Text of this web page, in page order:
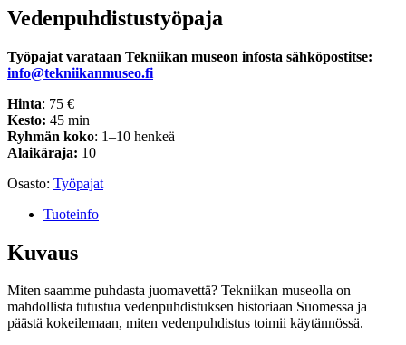
Vedenpuhdistustyöpaja
Työpajat varataan Tekniikan museon infosta sähköpostitse:
info@tekniikanmuseo.fi
Hinta: 75 €
Kesto: 45 min
Ryhmän koko: 1–10 henkeä
Alaikäraja: 10
Osasto: Työpajat
Tuoteinfo
Kuvaus
Miten saamme puhdasta juomavettä? Tekniikan museolla on
mahdollista tutustua vedenpuhdistuksen historiaan Suomessa ja
päästä kokeilemaan, miten vedenpuhdistus toimii käytännössä.